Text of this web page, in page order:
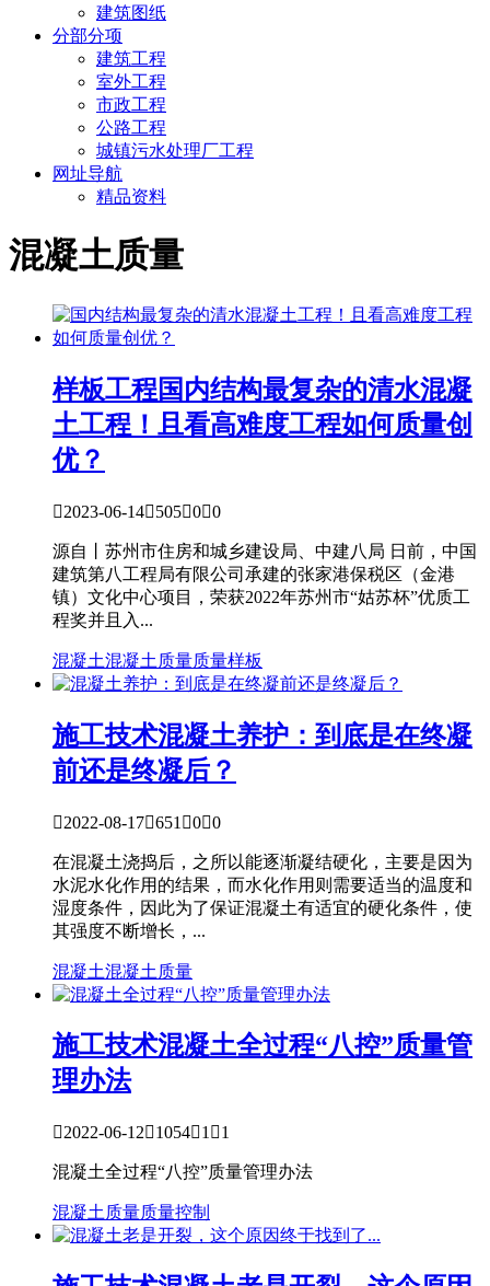
建筑图纸
分部分项
建筑工程
室外工程
市政工程
公路工程
城镇污水处理厂工程
网址导航
精品资料
混凝土质量
样板工程国内结构最复杂的清水混凝
土工程！且看高难度工程如何质量创
优？
2023-06-1450500
源自丨苏州市住房和城乡建设局、中建八局 日前，中国
建筑第八工程局有限公司承建的张家港保税区（金港
镇）文化中心项目，荣获2022年苏州市“姑苏杯”优质工
程奖并且入...
混凝土混凝土质量质量样板
施工技术混凝土养护：到底是在终凝
前还是终凝后？
2022-08-17651 00
在混凝土浇捣后，之所以能逐渐凝结硬化，主要是因为
水泥水化作用的结果，而水化作用则需要适当的温度和
湿度条件，因此为了保证混凝土有适宜的硬化条件，使
其强度不断增长，...
混凝土混凝土质量
施工技术混凝土全过程“八控”质量管
理办法
2022-06-1210541 1
混凝土全过程“八控”质量管理办法
混凝土质量质量控制